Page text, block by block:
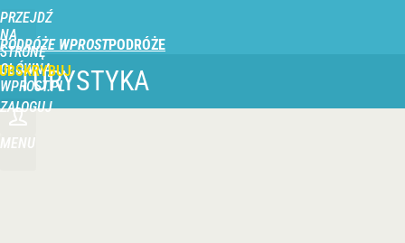
PRZEJDŹ
NA
STRONĘ
GŁÓWNĄ
WPROST.PL
PODRÓŻE WPROST
ZALOGUJ
MENU
TURYSTYKA